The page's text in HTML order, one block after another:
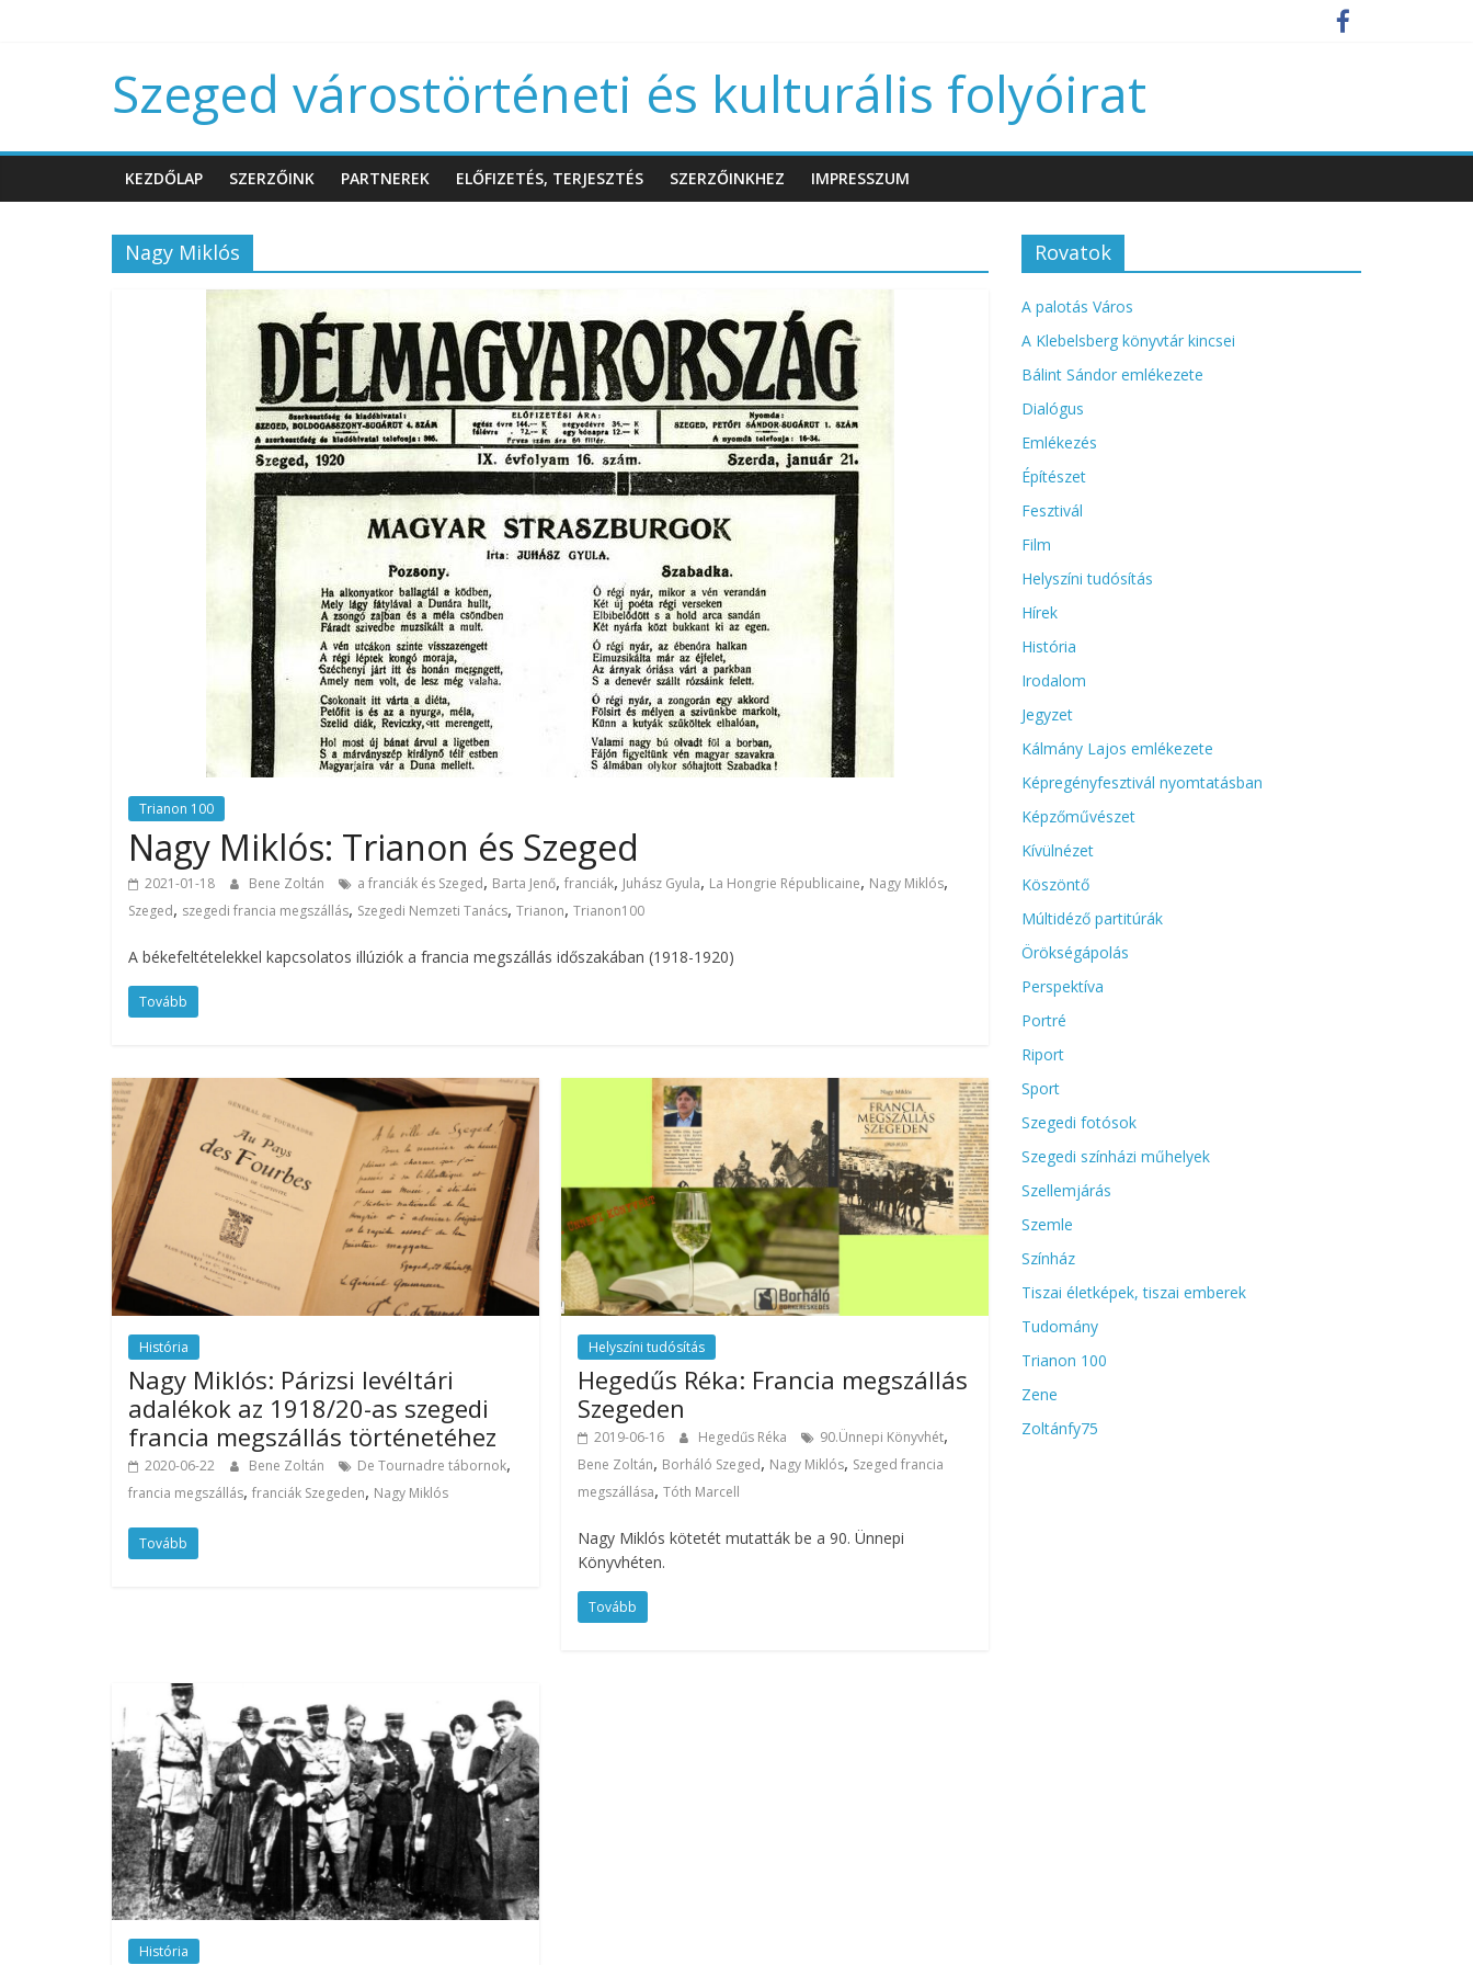
Szeged várostörténeti és kulturális folyóirat
KEZDŐLAP SZERZŐINK PARTNEREK ELŐFIZETÉS, TERJESZTÉS SZERZŐINKHEZ IMPRESSZUM
Nagy Miklós
Trianon 100
Nagy Miklós: Trianon és Szeged
2021-01-18 Bene Zoltán a franciák és Szeged, Barta Jenő, franciák, Juhász Gyula, La Hongrie Républicaine, Nagy Miklós,
Szeged, szegedi francia megszállás, Szegedi Nemzeti Tanács, Trianon, Trianon100
A békefeltételekkel kapcsolatos illúziók a francia megszállás időszakában (1918-1920)
Tovább
História
Nagy Miklós: Párizsi levéltári
adalékok az 1918/20-as szegedi
francia megszállás történetéhez
2020-06-22 Bene Zoltán De Tournadre tábornok,
francia megszállás, franciák Szegeden, Nagy Miklós
Tovább
Helyszíni tudósítás
Hegedűs Réka: Francia megszállás
Szegeden
2019-06-16 Hegedűs Réka 90.Ünnepi Könyvhét,
Bene Zoltán, Borháló Szeged, Nagy Miklós, Szeged francia
megszállása,Tóth Marcell
Nagy Miklós kötetét mutatták be a 90. Ünnepi
Könyvhéten.
Tovább
História
Rovatok
A palotás Város
A Klebelsberg könyvtár kincsei
Bálint Sándor emlékezete
Dialógus
Emlékezés
Építészet
Fesztivál
Film
Helyszíni tudósítás
Hírek
História
Irodalom
Jegyzet
Kálmány Lajos emlékezete
Képregényfesztivál nyomtatásban
Képzőművészet
Kívülnézet
Köszöntő
Múltidéző partitúrák
Örökségápolás
Perspektíva
Portré
Riport
Sport
Szegedi fotósok
Szegedi színházi műhelyek
Szellemjárás
Szemle
Színház
Tiszai életképek, tiszai emberek
Tudomány
Trianon 100
Zene
Zoltánfy75